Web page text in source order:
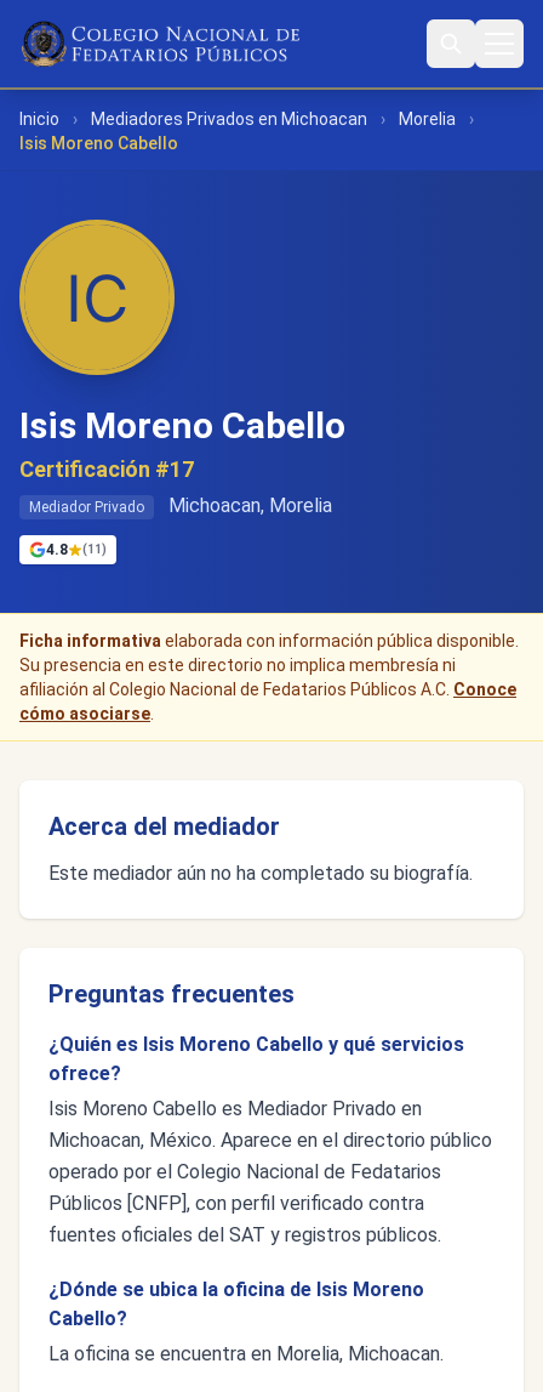
Inicio › Mediadores Privados en Michoacan › Morelia
›
Isis Moreno Cabello
Isis Moreno Cabello
Certificación #17
Mediador Privado Michoacan, Morelia
4.8 (11)
Ficha informativa elaborada con información pública disponible.
Su presencia en este directorio no implica membresía ni
afiliación al Colegio Nacional de Fedatarios Públicos A.C. Conoce
cómo asociarse
Acerca del mediador
Este mediador aún no ha completado su biografía.
Preguntas frecuentes
¿Quién es Isis Moreno Cabello y qué servicios
ofrece?
Isis Moreno Cabello es Mediador Privado en
Michoacan, México. Aparece en el directorio público
operado por el Colegio Nacional de Fedatarios
Públicos [CNFP], con perfil verificado contra
fuentes oficiales del SAT y registros públicos.
¿Dónde se ubica la oficina de Isis Moreno
Cabello?
La oficina se encuentra en Morelia, Michoacan.